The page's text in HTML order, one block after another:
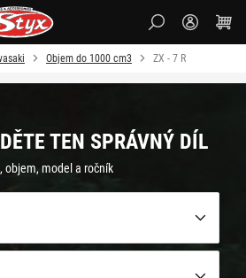
Objem do 1000 cm3 ZX - 7 R
TEN SPRÁVNÝ DÍL
objem, model a ročník